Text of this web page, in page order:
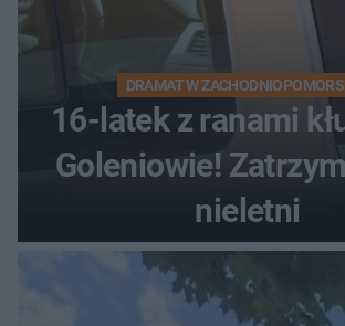
DRAMAT W
16-latek z ranami
Goleniowie!
nieletni